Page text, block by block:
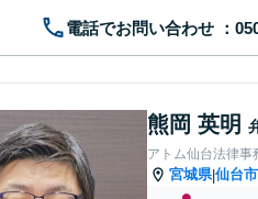
電話でお問い合わせ
熊岡 英明
アトム仙台法律事
宮城県|仙台